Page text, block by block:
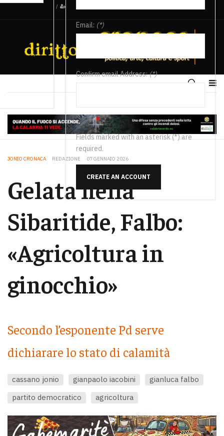
/
Email: (*)
Confirm email Address:(*)
Fields marked with an asterisk (*) are
required.
CREATE AN ACCOUNT
JONIO CRONACA REDAZIONE 07 GENNAIO 2026
Gelata nella
Sibaritide, Falbo:
«Agricoltura in
ginocchio»
Secondo l’esponente Pd serve
dichiarare lo stato di calamità
cassano jonio gianpaolo iacobini
gianluca falbo
partito democratico
agricoltura